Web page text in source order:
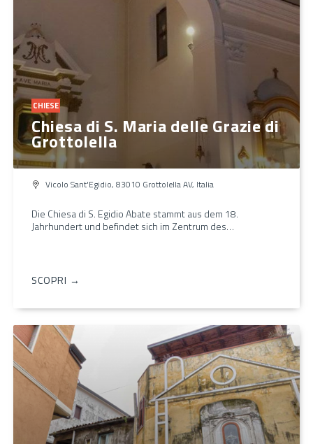
CHIESE
Chiesa di S. Maria delle Grazie di
Grottolella
Vicolo Sant'Egidio, 83010 Grottolella AV, Italia
Die Chiesa di S. Egidio Abate stammt aus dem 18.
Jahrhundert und befindet sich im Zentrum des…
SCOPRI →